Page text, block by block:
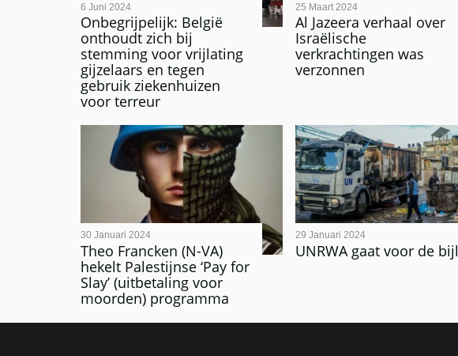
Onbegrijpelijk: België
onthoudt zich bij
stemming voor vrijlating
gijzelaars en tegen
gebruik ziekenhuizen
voor terreur
6 Juni 2024
Al Jazeera verhaal over
Israëlische
verkrachtingen was
verzonnen
25 Maart 2024
Theo Francken (N-VA)
hekelt Palestijnse ‘Pay for
Slay’ (uitbetaling voor
moorden) programma
30 Januari 2024
UNRWA gaat voor de bijl
29 Januari 2024